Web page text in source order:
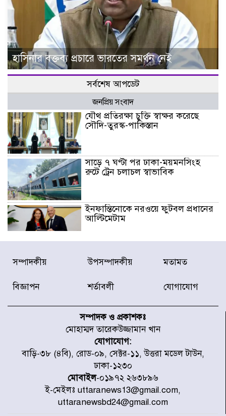
হাসিনার বক্তব্য প্রচারে ভারতের সমর্থন নেই
সর্বশেষ আপডেট
জনপ্রিয় সংবাদ
যৌথ প্রতিরক্ষা চুক্তি স্বাক্ষর করেছে
সৌদি-তুরস্ক-পাকিস্তান
সাড়ে ৭ ঘণ্টা পর ঢাকা-ময়মনসিংহ
রুটে ট্রেন চলাচল স্বাভাবিক
ইনফান্তিনোকে নরওয়ে ফুটবল প্রধানের
আল্টিমেটাম
দেশে ভারি বৃষ্টির সতর্কবার্তা, ১০
জেলায় বন্যার পূর্বাভাস
স্থাপনের উদ্যোগ চান মিয়া ব্যাপারীর
৭ জেলায় ঝোড়ো হাওয়াসহ বজ্রবৃষ্টির
শঙ্কা
বগুড়া ও সিলেটে সড়ক দুর্ঘটনায় নিহত
১৫
সম্পাদকীয় উপসম্পাদকীয় মতামত
বিজ্ঞাপন শর্তাবলী যোগাযোগ
সম্পাদক ও প্রকাশকঃ
মোহাম্মদ তারেকউজ্জামান খান
যোগাযোগ:
বাড়ি-৩৮ (৪বি), রোড-০৯, সেক্টর-১১, উত্তরা মডেল টাউন,
ঢাকা-১২৩০
মোবাইল-০১৯৭২ ২৬৩৮৯৬
ই-মেইলঃ uttaranews13@gmail.com,
uttaranewsbd24@gmail.com